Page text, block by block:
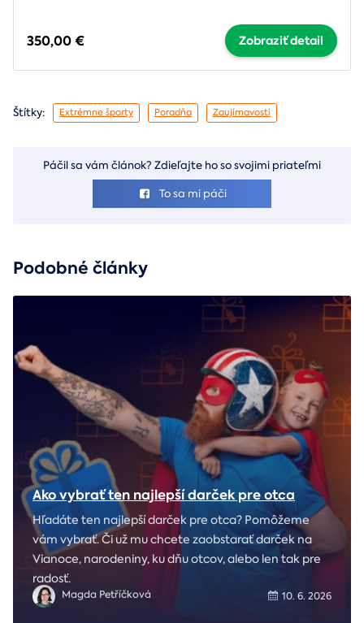
350,00 € Zobraziť detail
Štítky: Extrémne športy Poradňa Zaujímavosti
To sa mi páči
Páčil sa vám článok? Zdieľajte ho so svojimi priateľmi
Podobné články
Ako vybrať ten najlepší darček pre otca
Hľadáte ten najlepší darček pre otca? Pomôžeme
vám vybrať. Či už mu chcete zaobstarať darček na
Vianoce, narodeniny, ku dňu otcov, alebo len tak pre
radosť.
Magda Petříčková 10. 6. 2026